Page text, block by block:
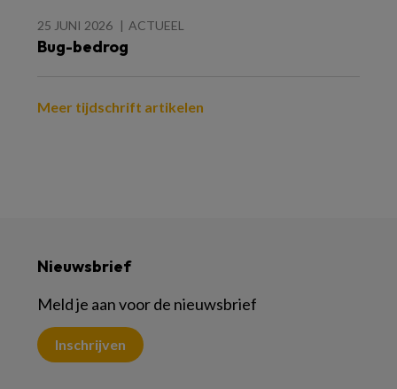
25 JUNI 2026 ACTUEEL
Bug-bedrog
Meer tijdschrift artikelen
Nieuwsbrief
Meld je aan voor de nieuwsbrief
Inschrijven